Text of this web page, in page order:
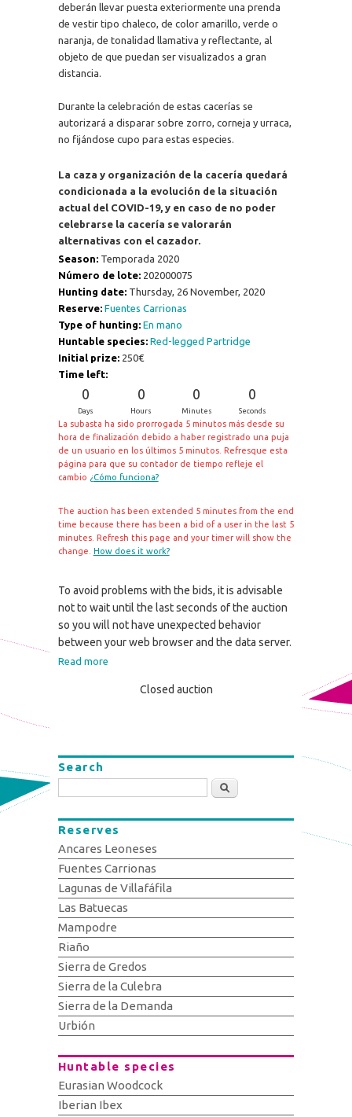
deberán llevar puesta exteriormente una prenda
de vestir tipo chaleco, de color amarillo, verde o
naranja, de tonalidad llamativa y reflectante, al
objeto de que puedan ser visualizados a gran
distancia.
Durante la celebración de estas cacerías se
autorizará a disparar sobre zorro, corneja y urraca,
no fijándose cupo para estas especies.
La caza y organización de la cacería quedará
condicionada a la evolución de la situación
actual del COVID-19, y en caso de no poder
celebrarse la cacería se valorarán
alternativas con el cazador.
Season: Temporada 2020
Número de lote: 202000075
Hunting date: Thursday, 26 November, 2020
Reserve: Fuentes Carrionas
Type of hunting: En mano
Huntable species: Red-legged Partridge
Initial prize: 250€
Time left:
0
Days
0
Hours
0
Minutes
0
Seconds
La subasta ha sido prorrogada 5 minutos más desde su
hora de finalización debido a haber registrado una puja
de un usuario en los últimos 5 minutos. Refresque esta
página para que su contador de tiempo refleje el
cambio ¿Cómo funciona?
The auction has been extended 5 minutes from the end
time because there has been a bid of a user in the last 5
minutes. Refresh this page and your timer will show the
change. How does it work?
To avoid problems with the bids, it is advisable
not to wait until the last seconds of the auction
so you will not have unexpected behavior
between your web browser and the data server.
Read more
Closed auction
Search
Search
Reserves
Ancares Leoneses
Fuentes Carrionas
Lagunas de Villafáfila
Las Batuecas
Mampodre
Riaño
Sierra de Gredos
Sierra de la Culebra
Sierra de la Demanda
Urbión
Huntable species
Eurasian Woodcock
Iberian Ibex